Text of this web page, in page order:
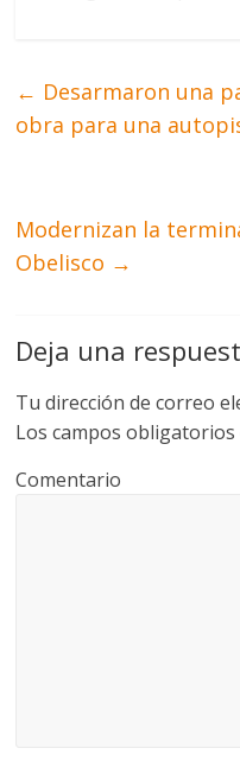
← Desarmaron una
obra para una
Modernizan la
Obelisco →
Deja una
Tu dirección de correo
Los campos
Comentario